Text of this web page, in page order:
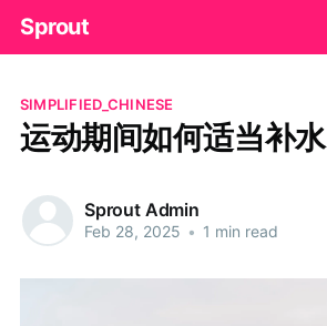
Sprout
SIMPLIFIED_CHINESE
运动期间如何适当补水
Sprout Admin
Feb 28, 2025 • 1 min read